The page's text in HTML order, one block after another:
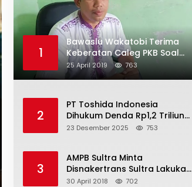
1
Bawaslu Wakatobi Terima
Keberatan Caleg PKB Soal
Penggelembungan Suara
25 April 2019 763
2
PT Toshida Indonesia
Dihukum Denda Rp1,2 Triliun
atas Aktivitas Tambang
23 Desember 2025 753
3
AMPB Sultra Minta
Disnakertrans Sultra Lakukan
Sweeping TKA
30 April 2018 702